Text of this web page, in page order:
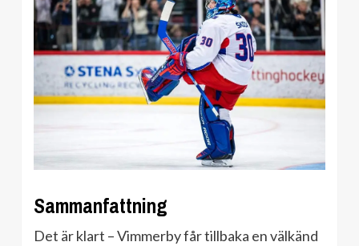
Sammanfattning
Det är klart – Vimmerby får tillbaka en välkänd